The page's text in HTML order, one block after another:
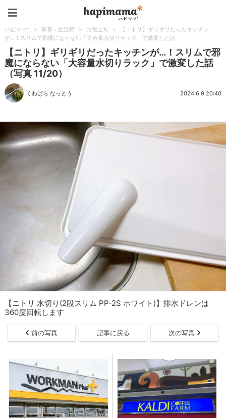
ハピママ* > 家事・生活術 > お役立ち >
【ニトリ】ギリギリだったキッチン
が…！スリムで邪魔にならない「大容量水切りラック」で激変した話
【ニトリ】ギリギリだったキッチンが…！スリムで邪
魔にならない「大容量水切りラック」で激変した話
（写真 11/20）
くわばら なっとう 2024.6.9 20:40
【ニトリ 水切り(2段スリム PP-2S ホワイト)】排水ドレンは
360度回転します
前の写真 記事に戻る 次の写真